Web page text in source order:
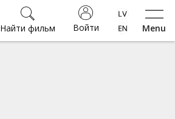
Menu
Войти
Найти фильм